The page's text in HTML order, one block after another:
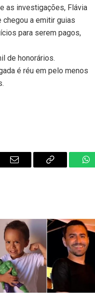
as investigações, Flávia
a emitir guias
para serem pagos,
de honorários.
é réu em pelo menos
Email
Copy